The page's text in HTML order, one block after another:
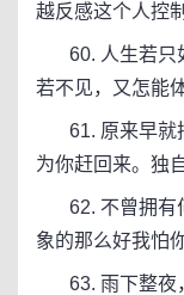
越反感这个人控
60. 人生若只
若不见，又怎能
61. 原来早就
为你赶回来。独
62. 不曾拥有
象的那么好我怕
63. 雨下整夜